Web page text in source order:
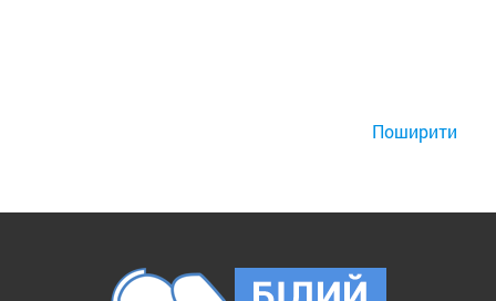
Поширити